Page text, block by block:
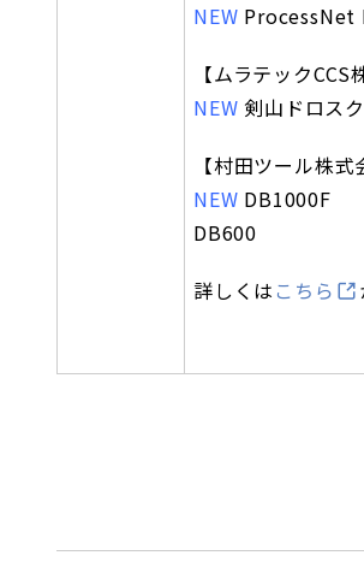
NEW ProcessNet
【ムラテック
NEW剣山ドロス
【村田ツール株
NEW DB1000F
DB600
詳しくは こちら